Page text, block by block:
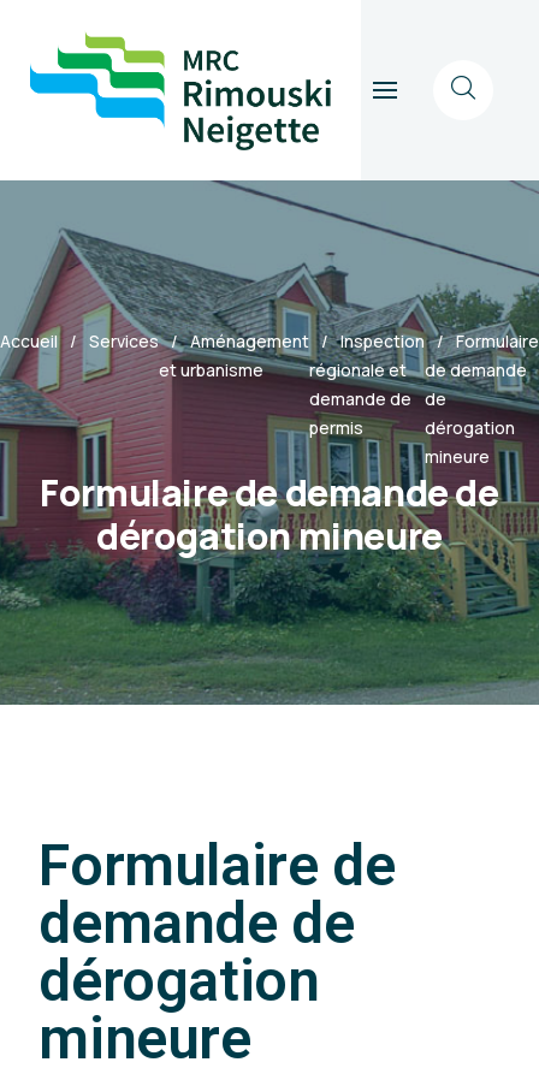
Accueil Services
Aménagement
et urbanisme
Inspection
régionale et
demande de
permis
Formulaire
de demande
de
dérogation
mineure
Formulaire de demande de
dérogation mineure
Formulaire de
demande de
dérogation
mineure